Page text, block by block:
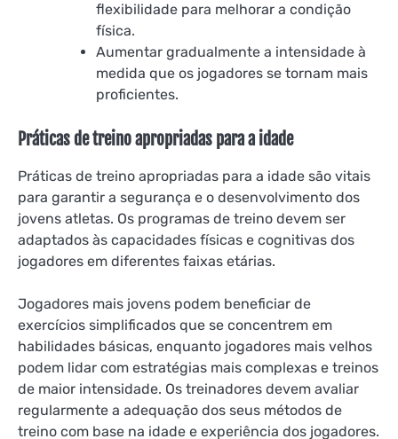
flexibilidade para melhorar a condição
física.
Aumentar gradualmente a intensidade à
medida que os jogadores se tornam mais
proficientes.
Práticas de treino apropriadas para a idade
Práticas de treino apropriadas para a idade são vitais
para garantir a segurança e o desenvolvimento dos
jovens atletas. Os programas de treino devem ser
adaptados às capacidades físicas e cognitivas dos
jogadores em diferentes faixas etárias.
Jogadores mais jovens podem beneficiar de
exercícios simplificados que se concentrem em
habilidades básicas, enquanto jogadores mais velhos
podem lidar com estratégias mais complexas e treinos
de maior intensidade. Os treinadores devem avaliar
regularmente a adequação dos seus métodos de
treino com base na idade e experiência dos jogadores.